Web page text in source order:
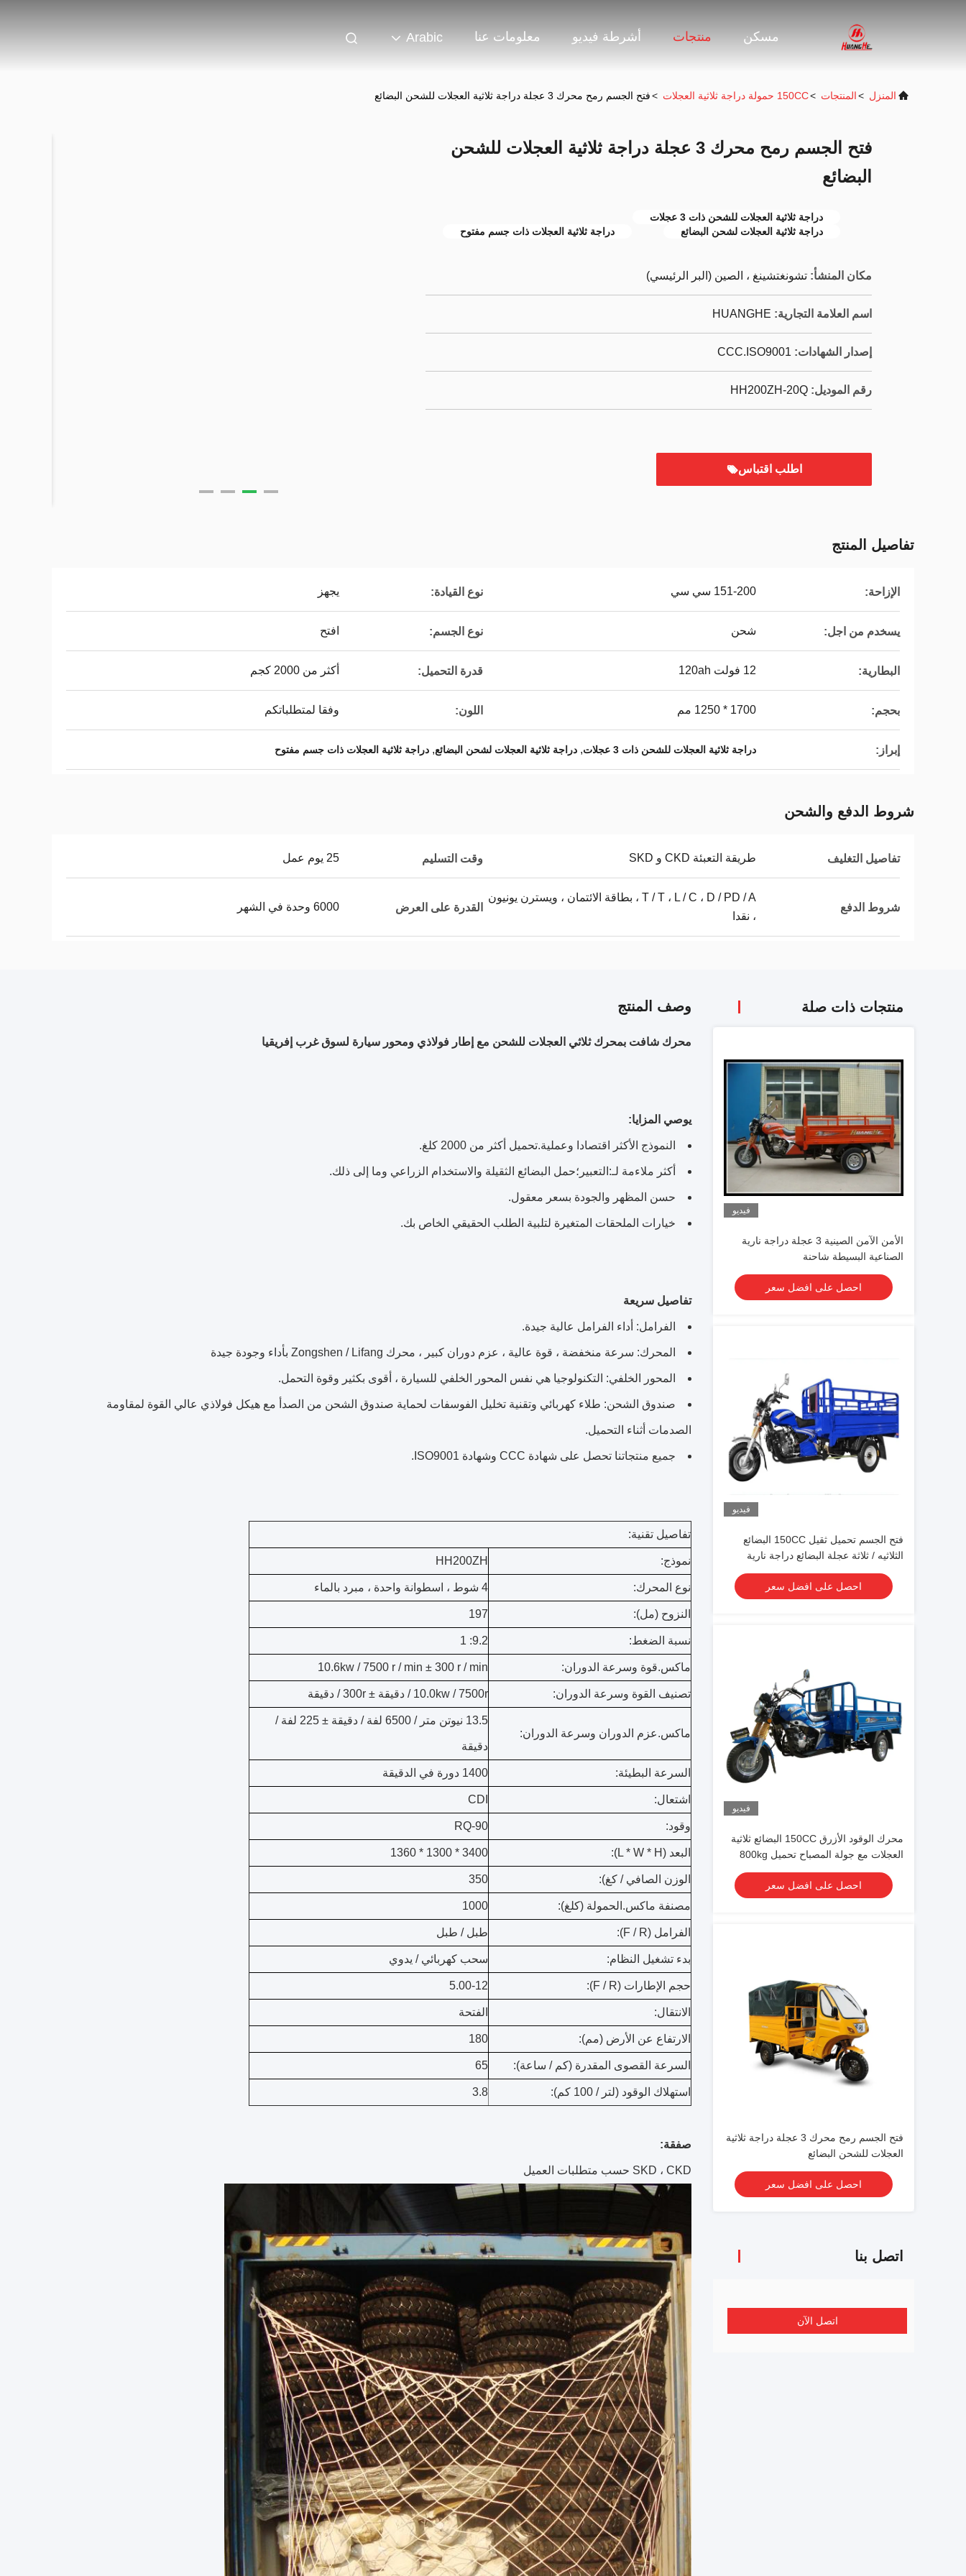
مسكن منتجات أشرطة فيديو معلومات عنا Arabic
المنزل >المنتجات >150CC حمولة دراجة ثلاثية العجلات >فتح الجسم رمح محرك 3 عجلة دراجة ثلاثية العجلات للشحن البضائع
فتح الجسم رمح محرك 3 عجلة دراجة ثلاثية العجلات للشحن
البضائع
دراجة ثلاثية العجلات للشحن ذات 3 عجلات
دراجة ثلاثية العجلات لشحن البضائع
دراجة ثلاثية العجلات ذات جسم مفتوح
مكان المنشأ: تشونغتشينغ ، الصين (البر الرئيسي)
اسم العلامة التجارية: HUANGHE
إصدار الشهادات: CCC.ISO9001
رقم الموديل: HH200ZH-20Q
اطلب اقتباس
تفاصيل المنتج
الإزاحة: 151-200 سي سي نوع القيادة: يجهز
يسخدم من اجل: شحن نوع الجسم: افتح
البطارية: 12 فولت 120ah قدرة التحميل: أكثر من 2000 كجم
بحجم: 1700 * 1250 مم اللون: وفقا لمتطلباتكم
إبراز: دراجة ثلاثية العجلات للشحن ذات 3 عجلات , دراجة ثلاثية العجلات لشحن البضائع, دراجة ثلاثية العجلات ذات جسم مفتوح
شروط الدفع والشحن
تفاصيل التغليف طريقة التعبئة CKD و SKD وقت التسليم 25 يوم عمل
شروط الدفع
T / T ، L / C ، D / PD / A ، بطاقة الائتمان ، ويسترن يونيون
، نقدا
القدرة على العرض 6000 وحدة في الشهر
منتجات ذات صلة
فيديو
الأمن الآمن الصينية 3 عجلة دراجة نارية
الصناعية البسيطة شاحنة
احصل على افضل سعر
فيديو
فتح الجسم تحميل ثقيل 150CC البضائع
الثلاثيه / ثلاثة عجلة البضائع دراجة نارية
احصل على افضل سعر
فيديو
محرك الوقود الأزرق 150CC البضائع ثلاثية
العجلات مع جولة المصباح تحميل 800kg
احصل على افضل سعر
فتح الجسم رمح محرك 3 عجلة دراجة ثلاثية
العجلات للشحن البضائع
احصل على افضل سعر
اتصل بنا
اتصل الآن
وصف المنتج
محرك شافت بمحرك ثلاثي العجلات للشحن مع إطار فولاذي ومحور سيارة لسوق غرب إفريقيا
يوصي المزايا:
النموذج الأكثر اقتصادا وعملية.تحميل أكثر من 2000 كلغ.
أكثر ملاءمة لـ:التعبير؛حمل البضائع الثقيلة والاستخدام الزراعي وما إلى ذلك.
حسن المظهر والجودة بسعر معقول.
خيارات الملحقات المتغيرة لتلبية الطلب الحقيقي الخاص بك.
تفاصيل سريعة
الفرامل: أداء الفرامل عالية جيدة.
المحرك: سرعة منخفضة ، قوة عالية ، عزم دوران كبير ، محرك Zongshen / Lifang بأداء وجودة جيدة
المحور الخلفي: التكنولوجيا هي نفس المحور الخلفي للسيارة ، أقوى بكثير وقوة التحمل.
صندوق الشحن: طلاء كهربائي وتقنية تخليل الفوسفات لحماية صندوق الشحن من الصدأ مع هيكل فولاذي عالي القوة لمقاومة
الصدمات أثناء التحميل.
جميع منتجاتنا تحصل على شهادة CCC وشهادة ISO9001.
تفاصيل تقنية:
نموذج: HH200ZH
نوع المحرك: 4 شوط ، اسطوانة واحدة ، مبرد بالماء
النزوح (مل): 197
نسبة الضغط: 9.2: 1
ماكس.قوة وسرعة الدوران: 10.6kw / 7500 r / min ± 300 r / min
تصنيف القوة وسرعة الدوران: 10.0kw / 7500r / دقيقة ± 300r / دقيقة
ماكس.عزم الدوران وسرعة الدوران:
13.5 نيوتن متر / 6500 لفة / دقيقة ± 225 لفة /
دقيقة
السرعة البطيئة: 1400 دورة في الدقيقة
اشتعال: CDI
وقود: RQ-90
البعد (L * W * H): 3400 * 1300 * 1360
الوزن الصافي / كغ): 350
مصنفة ماكس.الحمولة (كلغ): 1000
الفرامل (F / R): طبل / طبل
بدء تشغيل النظام: سحب كهربائي / يدوي
حجم الإطارات (F / R): 5.00-12
الانتقال: الفتحة
الارتفاع عن الأرض (مم): 180
السرعة القصوى المقدرة (كم / ساعة): 65
استهلاك الوقود (لتر / 100 كم): 3.8
صفقة:
SKD ، CKD حسب متطلبات العميل